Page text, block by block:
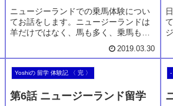
ニュージーランドでの乗馬体験につい
てお話をします。ニュージーランドは
羊だけではなく、馬も多く、乗馬も大
人気です。日本と違い乗馬も気軽に楽
しめるアクティビティ。費用も高いも
ージーランド各地で色々な乗馬を楽し
2019.03.30
Yoshiの 留学 体験記 〈 完 〉
第6話 ニュージーランド留学
-